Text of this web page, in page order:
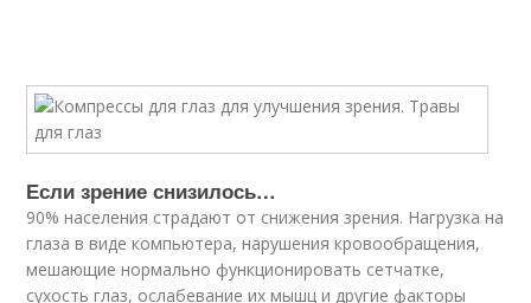
Если зрение снизилось…
90% населения страдают от снижения зрения. Нагрузка на
глаза в виде компьютера, нарушения кровообращения,
мешающие нормально функционировать сетчатке,
сухость глаз, ослабевание их мышц и другие факторы